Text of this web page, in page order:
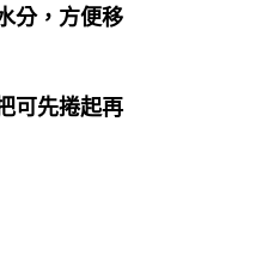
分，方便移
可先捲起再